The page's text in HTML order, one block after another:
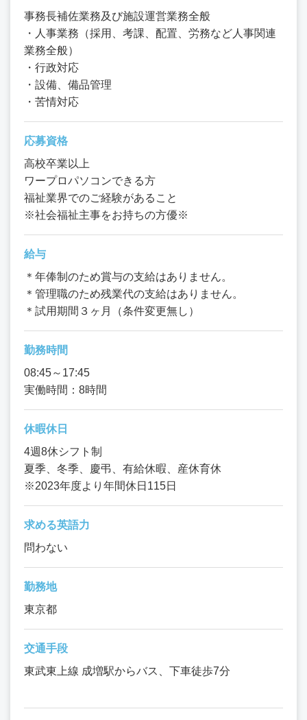
事務長補佐業務及び施設運営業務全般
・人事業務（採用、考課、配置、労務など人事関連
業務全般）
・行政対応
・設備、備品管理
・苦情対応
応募資格
高校卒業以上
ワープロパソコンできる方
福祉業界でのご経験があること
※社会福祉主事をお持ちの方優※
給与
＊年俸制のため賞与の支給はありません。
＊管理職のため残業代の支給はありません。
＊試用期間３ヶ月（条件変更無し）
勤務時間
08:45～17:45
実働時間：8時間
休暇休日
4週8休シフト制
夏季、冬季、慶弔、有給休暇、産休育休
※2023年度より年間休日115日
求める英語力
問わない
勤務地
東京都
交通手段
東武東上線 成増駅からバス、下車徒歩7分